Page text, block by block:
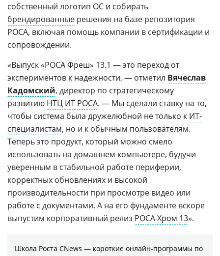
собственный логотип ОС и собирать
брендированные решения на базе репозитория
РОСА, включая помощь компании в сертификации и
сопровождении.
«Выпуск «РОСА Фреш» 13.1 — это переход от
экспериментов к надежности, — отметил Вячеслав
Кадомский, директор по стратегическому
развитию НТЦ ИТ РОСА. — Мы сделали ставку на то,
чтобы система была дружелюбной не только к ИТ-
специалистам, но и к обычным пользователям.
Теперь это продукт, который можно смело
использовать на домашнем компьютере, будучи
уверенным в стабильной работе периферии,
корректных обновлениях и высокой
производительности при просмотре видео или
работе с документами. А на его фундаменте вскоре
выпустим корпоративный релиз РОСА Хром 13».
Школа Роста CNews — короткие онлайн-программы по